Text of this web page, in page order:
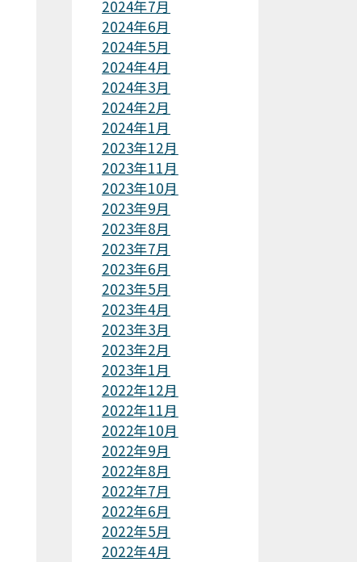
2024年7月
2024年6月
2024年5月
2024年4月
2024年3月
2024年2月
2024年1月
2023年12月
2023年11月
2023年10月
2023年9月
2023年8月
2023年7月
2023年6月
2023年5月
2023年4月
2023年3月
2023年2月
2023年1月
2022年12月
2022年11月
2022年10月
2022年9月
2022年8月
2022年7月
2022年6月
2022年5月
2022年4月